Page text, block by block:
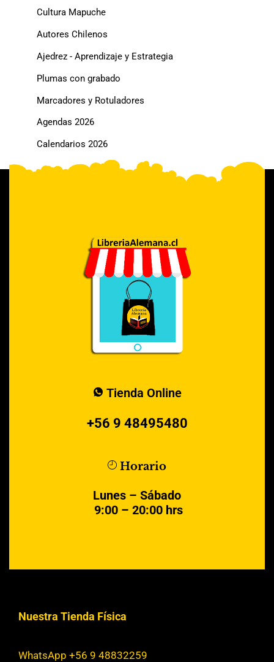
Cultura Mapuche
Autores Chilenos
Ajedrez - Aprendizaje y Estrategia
Plumas con grabado
Marcadores y Rotuladores
Agendas 2026
Calendarios 2026
Tienda Online
+56 9 48495480
Horario
Lunes – Sábado
9:00 – 20:00 hrs
Nuestra Tienda Física
WhatsApp +56 9 48832259